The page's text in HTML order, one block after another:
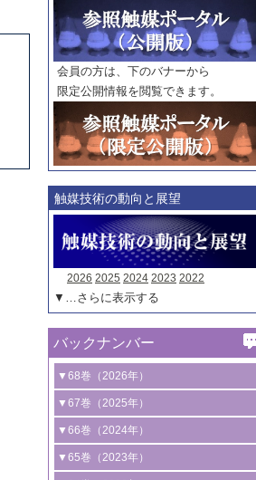
巻
号
範囲指定
巻
号～
巻
号
触媒年鑑
年度
記事種別
マーク：
マークあり
会員の方は、下のバナーから
限定公開情報を閲覧できます。
触媒技術の動向と展望
2026 2025 2024 2023 2022
▼…さらに表示する
バックナンバー
▼68巻（2026年）
1号 過酸化水素合成に関する研究動向
2号 コンピューター技術により加速する
触媒開発
3号 有機分子変換やCO 資源化のための
▼67巻（2025年）
1号 CO
水素化によるグリーン燃料/グリ
ーンケミカル製造
▼66巻（2024年）
1号 低次元ナノ構造を有する触媒材料
▼65巻（2023年）